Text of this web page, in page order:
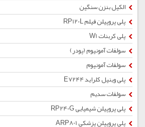
الکیل بنزن سنگین
پلی پروپیلن فیلم RP120L
پلی کربنات W1
سولفات آمونیوم (پودر)
سولفات آمونیوم
پلی وینیل کلراید E7244
سولفات سدیم
پلی پروپیلن شیمیایی RP240G
پلی پروپیلن پزشکی ARP801